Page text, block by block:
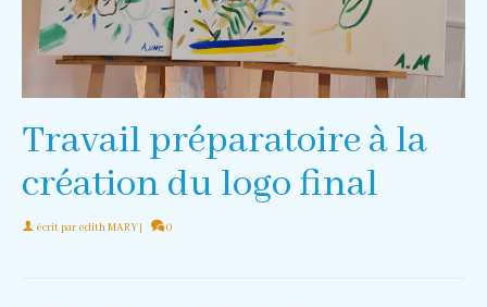
Travail préparatoire à la
création du logo final
écrit par edith MARY | 0